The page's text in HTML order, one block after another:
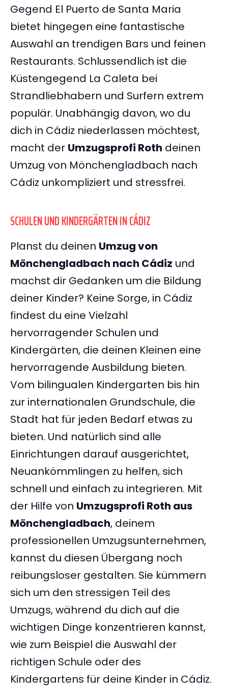
Gegend El Puerto de Santa Maria
bietet hingegen eine fantastische
Auswahl an trendigen Bars und feinen
Restaurants. Schlussendlich ist die
Küstengegend La Caleta bei
Strandliebhabern und Surfern extrem
populär. Unabhängig davon, wo du
dich in Cádiz niederlassen möchtest,
macht der Umzugsprofi Roth deinen
Umzug von Mönchengladbach nach
Cádiz unkompliziert und stressfrei.
SCHULEN UND KINDERGÄRTEN IN CÁDIZ
Planst du deinen Umzug von
Mönchengladbach nach Cádiz und
machst dir Gedanken um die Bildung
deiner Kinder? Keine Sorge, in Cádiz
findest du eine Vielzahl
hervorragender Schulen und
Kindergärten, die deinen Kleinen eine
hervorragende Ausbildung bieten.
Vom bilingualen Kindergarten bis hin
zur internationalen Grundschule, die
Stadt hat für jeden Bedarf etwas zu
bieten. Und natürlich sind alle
Einrichtungen darauf ausgerichtet,
Neuankömmlingen zu helfen, sich
schnell und einfach zu integrieren. Mit
der Hilfe von Umzugsprofi Roth aus
Mönchengladbach, deinem
professionellen Umzugsunternehmen,
kannst du diesen Übergang noch
reibungsloser gestalten. Sie kümmern
sich um den stressigen Teil des
Umzugs, während du dich auf die
wichtigen Dinge konzentrieren kannst,
wie zum Beispiel die Auswahl der
richtigen Schule oder des
Kindergartens für deine Kinder in Cádiz.